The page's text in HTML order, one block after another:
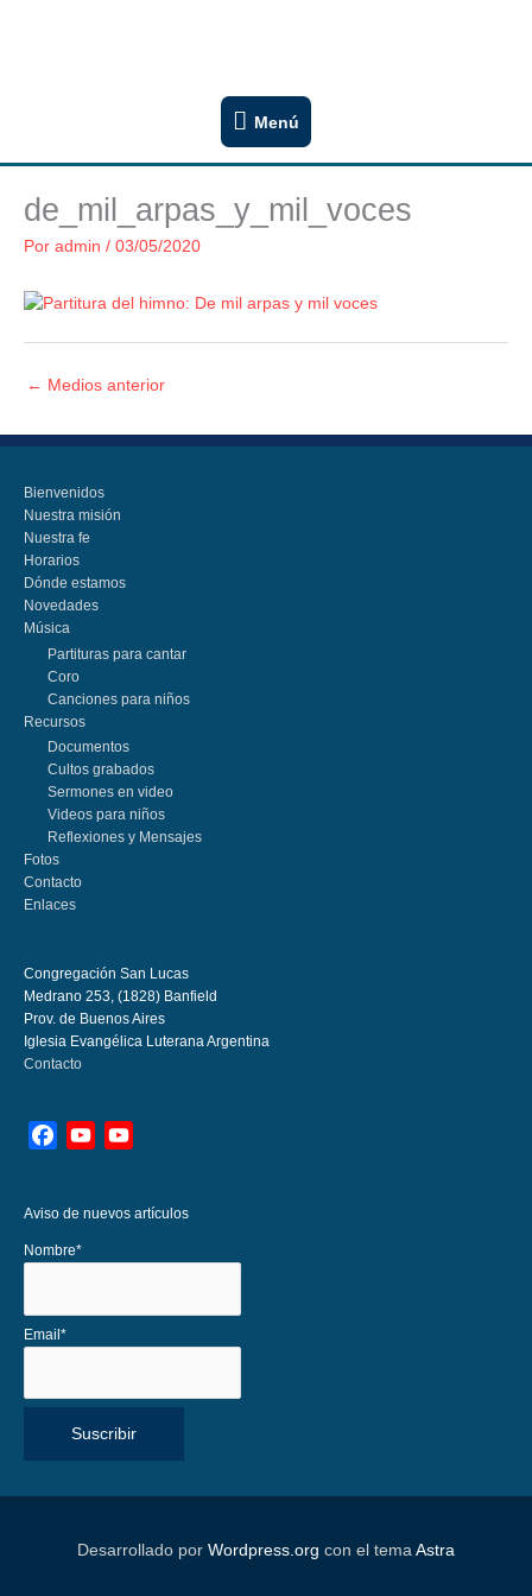
Menú
Menú
de_mil_arpas_y_mil_voces
Por admin / 03/05/2020
← Medios anterior
Bienvenidos
Nuestra misión
Nuestra fe
Horarios
Dónde estamos
Novedades
Música
Partituras para cantar
Coro
Canciones para niños
Recursos
Documentos
Cultos grabados
Sermones en video
Videos para niños
Reflexiones y Mensajes
Fotos
Contacto
Enlaces
Congregación San Lucas
Medrano 253, (1828) Banfield
Prov. de Buenos Aires
Iglesia Evangélica Luterana Argentina
Contacto
FacebookYouTube
Aviso de nuevos artículos
Nombre*
Email*
Desarrollado por Wordpress.org con el tema Astra